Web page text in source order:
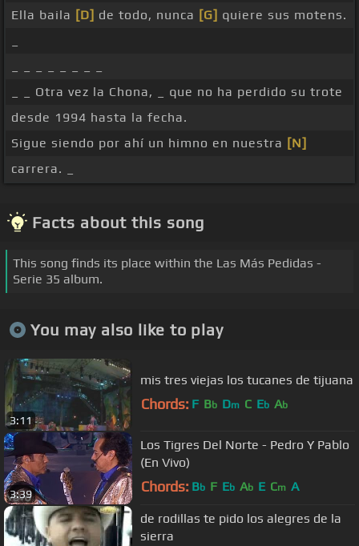
Ella baila [D] de todo, nunca [G] quiere sus motens.
_ _ Otra vez la Chona, _ que no ha perdido su trote
desde 1994 hasta la fecha.
Sigue siendo por ahí un himno en nuestra [N]
carrera. _
Facts about this song
This song finds its place within the Las Más Pedidas -
Serie 35 album.
You may also like to play
3:11
mis tres viejas los tucanes de tijuana
Chords: F Bb Dm C Eb Ab
3:39
Los Tigres Del Norte - Pedro Y Pablo
(En Vivo)
Chords: Bb F Eb Ab E Cm A
de rodillas te pido los alegres de la
sierra